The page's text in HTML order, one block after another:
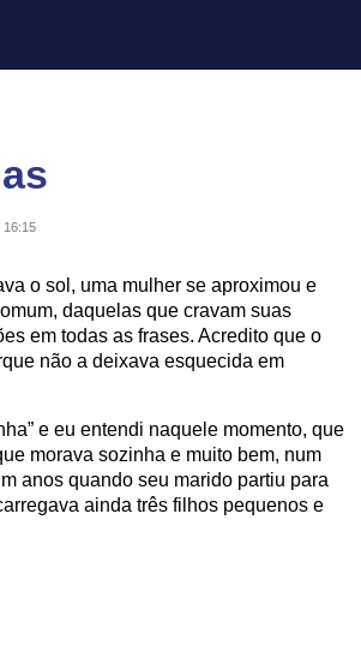
16:15
o sol, uma mulher se aproximou e
daquelas que cravam suas
em todas as frases. Acredito que o
não a deixava esquecida em
e eu entendi naquele momento, que
morava sozinha e muito bem, num
anos quando seu marido partiu para
ainda três filhos pequenos e